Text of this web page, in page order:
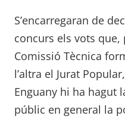
S’encarregaran de
concurs els vots
Comissió Tècnica
l’altra el Jurat
Enguany hi ha hagut
públic en general la